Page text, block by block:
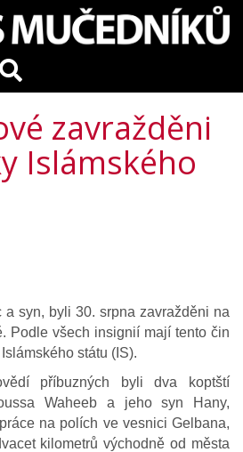
zavražděni
Islámského
a syn, byli 30. srpna zavražděni na
Podle všech insignií mají tento čin
státu (IS).
příbuzných byli dva koptští
Waheeb a jeho syn Hany,
na polích ve vesnici Gelbana,
kilometrů východně od města